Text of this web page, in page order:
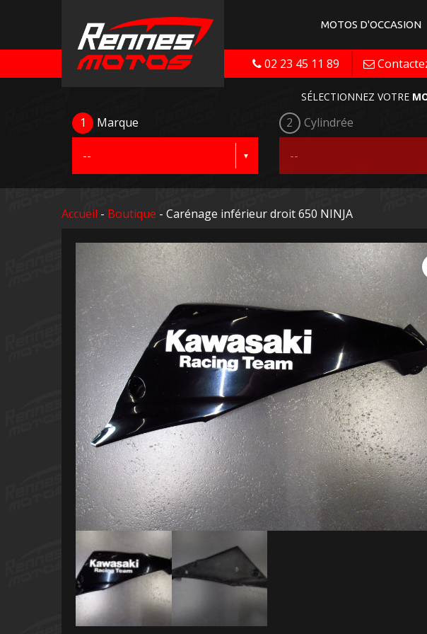
MOTOS D'OCCASION
02 23 45 11 89
SÉLECTIONNEZ VOTRE
1 Marque 2 Cylindrée
Accueil - Boutique - Carénage inférieur droit 650 NINJA